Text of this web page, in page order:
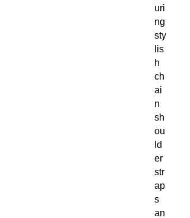
uri
ng
sty
lis
h
ch
ai
n
sh
ou
ld
er
str
ap
s
an